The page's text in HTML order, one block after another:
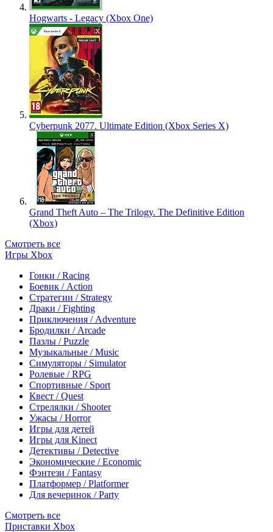
Hogwarts - Legacy (Xbox One)
Cyberpunk 2077. Ultimate Edition (Xbox Series X)
Grand Theft Auto – The Trilogy. The Definitive Edition
(Xbox)
Смотреть все
Игры Xbox
Гонки / Racing
Боевик / Action
Стратегии / Strategy
Драки / Fighting
Приключения / Adventure
Бродилки / Arcade
Пазлы / Puzzle
Музыкальные / Music
Симуляторы / Simulator
Ролевые / RPG
Спортивные / Sport
Квест / Quest
Стрелялки / Shooter
Ужасы / Horror
Игры для детей
Игры для Kinect
Детективы / Detective
Экономические / Economic
Фэнтези / Fantasy
Платформер / Platformer
Для вечеринок / Party
Смотреть все
Приставки Xbox